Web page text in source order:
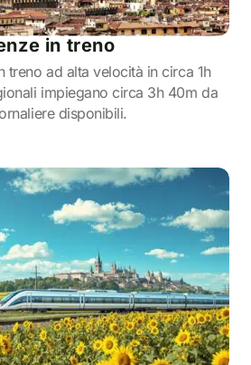
in treno
treno ad alta velocità in circa 1h
impiegano circa 3h 40m da
disponibili.